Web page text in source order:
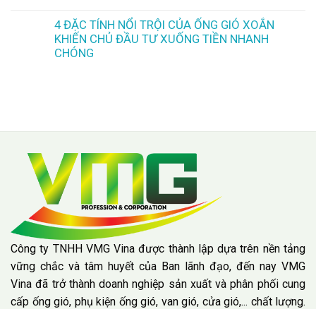
4 ĐẶC TÍNH NỔI TRỘI CỦA ỐNG GIÓ XOẮN
KHIẾN CHỦ ĐẦU TƯ XUỐNG TIỀN NHANH
CHÓNG
Công ty TNHH VMG Vina được thành lập dựa trên nền tảng
vững chắc và tâm huyết của Ban lãnh đạo, đến nay VMG
Vina đã trở thành doanh nghiệp sản xuất và phân phối cung
cấp ống gió, phụ kiện ống gió, van gió, cửa gió,... chất lượng.